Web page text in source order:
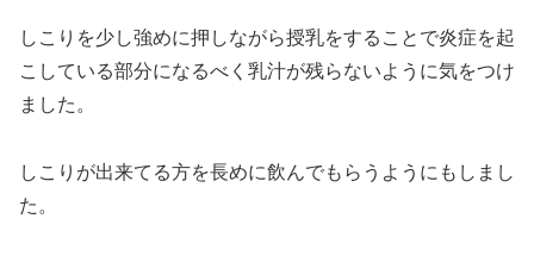
しこりを少し強めに押しながら授乳をすることで炎症を起
こしている部分になるべく乳汁が残らないように気をつけ
ました。
しこりが出来てる方を長めに飲んでもらうようにもしまし
た。